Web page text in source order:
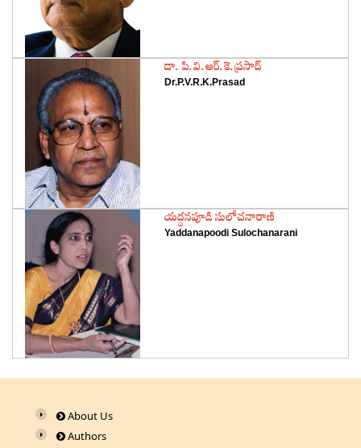
‌డా. పి.వి.ఆర్‌.కె.ప్రసాద్‌
Dr.P.V.R.K.Prasad
‌యద్దనపూడి సులోచనారాణి
Yaddanapoodi Sulochanarani
About Us
Authors